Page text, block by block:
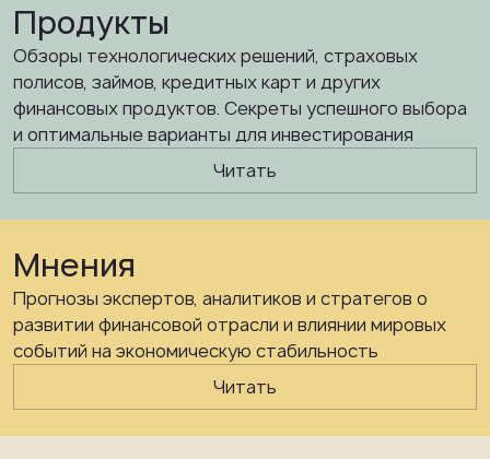
Продукты
Обзоры технологических решений, страховых
полисов, займов, кредитных карт и других
финансовых продуктов. Секреты успешного выбора
и оптимальные варианты для инвестирования
Читать
Мнения
Прогнозы экспертов, аналитиков и стратегов о
развитии финансовой отрасли и влиянии мировых
событий на экономическую стабильность
Читать